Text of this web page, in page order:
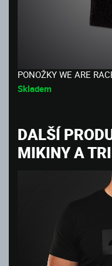
PONOŽKY WE ARE
Skladem
DALŠÍ
MIKINY A